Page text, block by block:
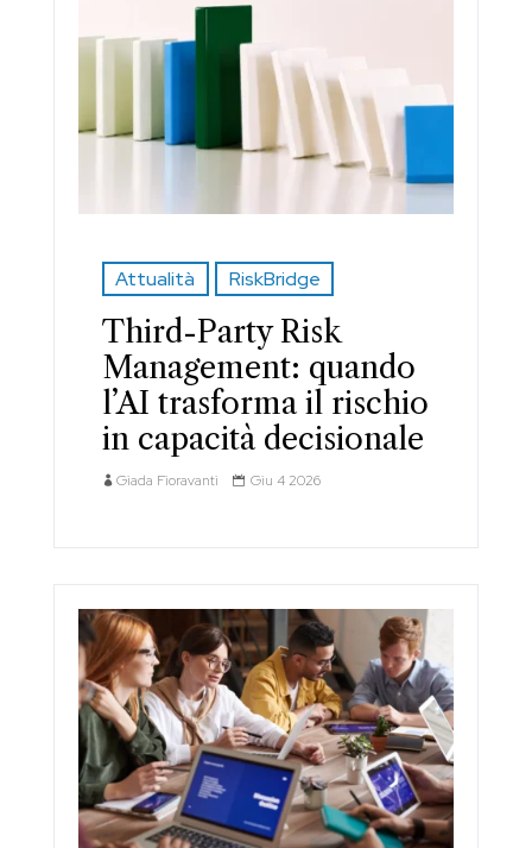
Attualità RiskBridge
Third-Party Risk
Management: quando
l’AI trasforma il rischio
in capacità decisionale
Giada Fioravanti Giu 4 2026